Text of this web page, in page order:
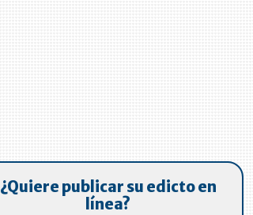
¿Quiere publicar su edicto en
línea?